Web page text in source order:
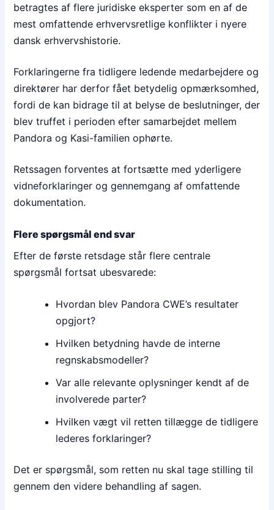
betragtes af flere juridiske eksperter som en af de
mest omfattende erhvervsretlige konflikter i nyere
dansk erhvervshistorie.
Forklaringerne fra tidligere ledende medarbejdere og
direktører har derfor fået betydelig opmærksomhed,
fordi de kan bidrage til at belyse de beslutninger, der
blev truffet i perioden efter samarbejdet mellem
Pandora og Kasi-familien ophørte.
Retssagen forventes at fortsætte med yderligere
vidneforklaringer og gennemgang af omfattende
dokumentation.
Flere spørgsmål end svar
Efter de første retsdage står flere centrale
spørgsmål fortsat ubesvarede:
Hvordan blev Pandora CWE’s resultater
opgjort?
Hvilken betydning havde de interne
regnskabsmodeller?
Var alle relevante oplysninger kendt af de
involverede parter?
Hvilken vægt vil retten tillægge de tidligere
lederes forklaringer?
Det er spørgsmål, som retten nu skal tage stilling til
gennem den videre behandling af sagen.